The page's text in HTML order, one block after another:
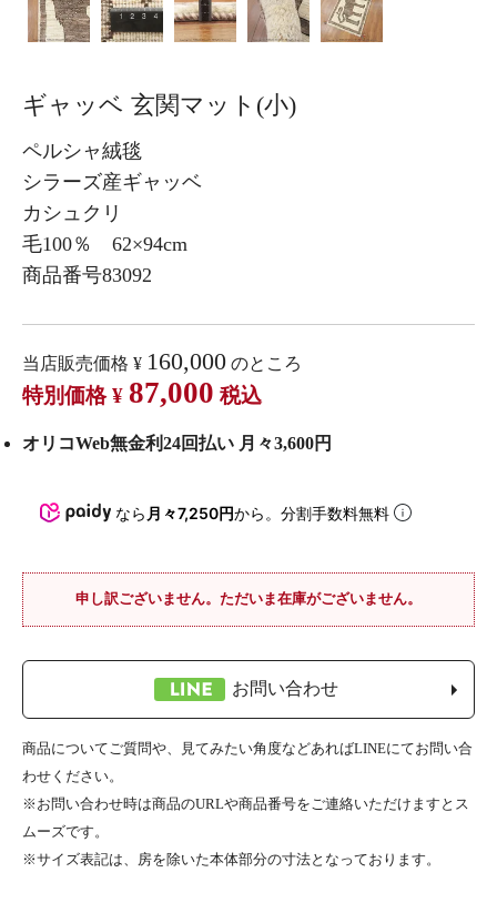
ギャッベ 玄関マット(小)
ペルシャ絨毯
シラーズ産ギャッベ
カシュクリ
毛100％ 62×94cm
商品番号83092
当店販売価格 ¥ 160,000 のところ
特別価格 ¥ 87,000 税込
オリコWeb無金利24回払い 月々3,600円
なら 月々7,250円から。分割手数料無料
申し訳ございません。ただいま在庫がございません。
お問い合わせ
商品についてご質問や、見てみたい角度などあればLINEにてお問い合
わせください。
※お問い合わせ時は商品のURLや商品番号をご連絡いただけますとス
ムーズです。
※サイズ表記は、房を除いた本体部分の寸法となっております。